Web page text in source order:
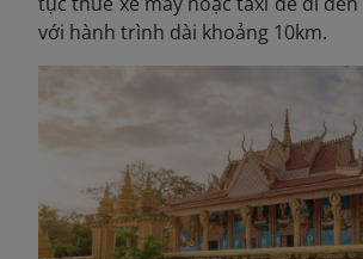
với hành trình dài khoảng 10km.